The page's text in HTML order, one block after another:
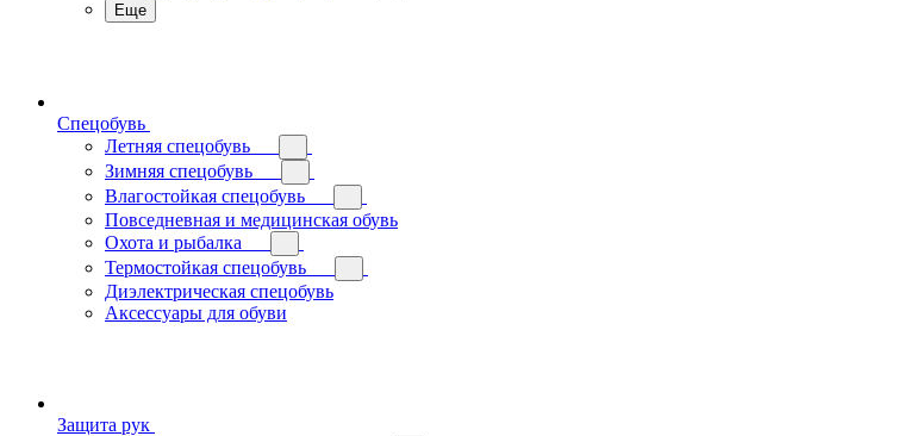
Еще
Спецобувь
Летняя спецобувь
Зимняя спецобувь
Влагостойкая спецобувь
Повседневная и медицинская обувь
Охота и рыбалка
Термостойкая спецобувь
Диэлектрическая спецобувь
Аксессуары для обуви
Защита рук